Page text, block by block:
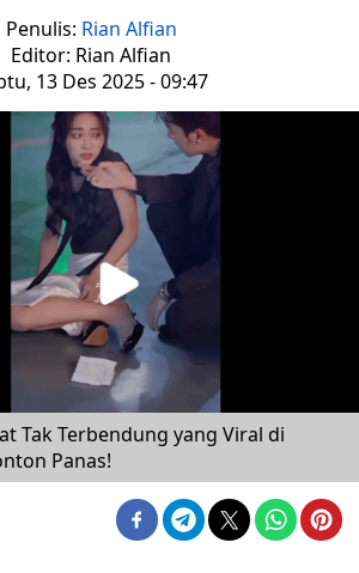
Penulis: Rian Alfian
Editor: Rian Alfian
13 Des 2025 - 09:47
Tak Terbendung yang Viral di
Panas!